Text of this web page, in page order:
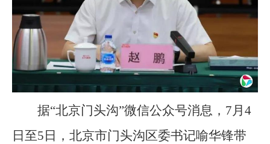
据“北京门头沟”微信公众号消息，7月4
日至5日，北京市门头沟区委书记喻华锋带